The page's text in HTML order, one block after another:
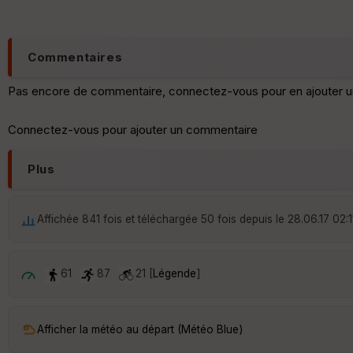
Commentaires
Pas encore de commentaire, connectez-vous pour en ajouter
Connectez-vous pour ajouter un commentaire
Plus
Affichée 841 fois et téléchargée 50 fois depuis le 28.06.17
61 87 21 [ Légende]
Afficher la météo au départ (Météo Blue)